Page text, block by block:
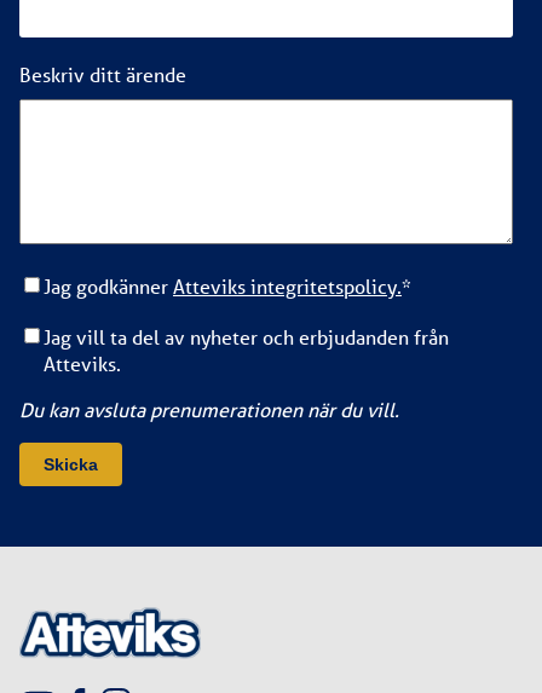
Beskriv ditt ärende
Jag godkännerAtteviks integritetspolicy.*
Jag vill ta del av nyheter och erbjudanden från
Atteviks.
Du kan avsluta prenumerationen när du vill.